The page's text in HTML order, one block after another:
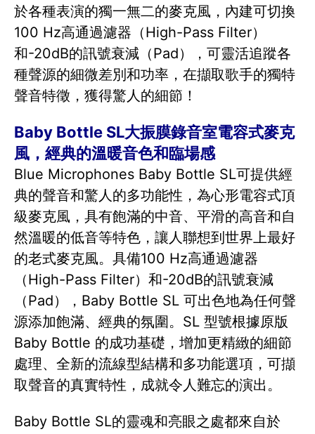
於各種表演的獨一無二的麥克風，內建可切換
100 Hz高通過濾器（High-Pass Filter）
和-20dB的訊號衰減（Pad），可靈活追蹤各
種聲源的細微差別和功率，在擷取歌手的獨特
聲音特徵，獲得驚人的細節！
Baby Bottle SL大振膜錄音室電容式麥克
風，經典的溫暖音色和臨場感
Blue Microphones Baby Bottle SL可提供經
典的聲音和驚人的多功能性，為心形電容式頂
級麥克風，具有飽滿的中音、平滑的高音和自
然溫暖的低音等特色，讓人聯想到世界上最好
的老式麥克風。具備100 Hz高通過濾器
（High-Pass Filter）和-20dB的訊號衰減
（Pad），Baby Bottle SL 可出色地為任何聲
源添加飽滿、經典的氛圍。SL 型號根據原版
Baby Bottle 的成功基礎，增加更精緻的細節
處理、全新的流線型結構和多功能選項，可擷
取聲音的真實特性，成就令人難忘的演出。
Baby Bottle SL的靈魂和亮眼之處都來自於